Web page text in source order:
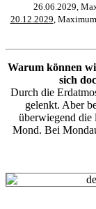
26.06.2029,
20.12.2029 ,
Warum können
sich
Durch die
gelenkt. Aber
überwiegend die
Mond. Bei